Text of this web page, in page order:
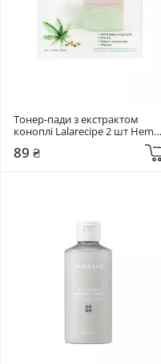
Тонер-пади з екстрактом
коноплі Lalarecipe 2 шт Hemp
89 ₴